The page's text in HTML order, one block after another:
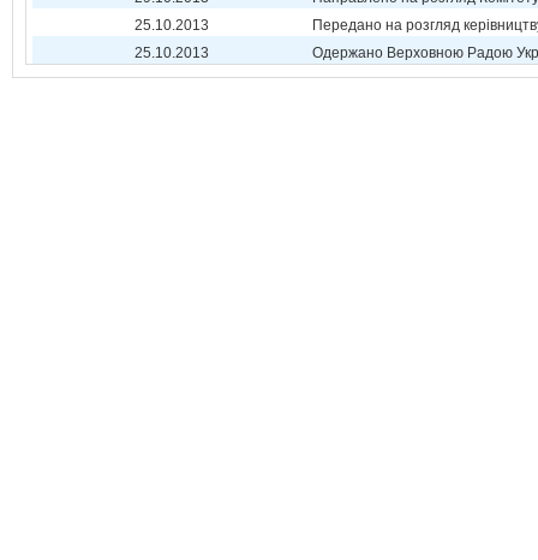
25.10.2013
Передано на розгляд
25.10.2013
Одержано Верховною Радою